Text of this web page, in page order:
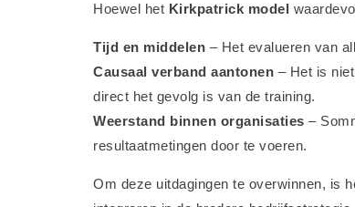
Hoewel het Kirkpatrick model
Tijd en middelen – Het evalueren van
Causaal verband aantonen – Het is
direct het gevolg is van de training.
Weerstand binnen organisaties –
resultaatmetingen door te voeren.
Om deze uitdagingen te overwinnen, is